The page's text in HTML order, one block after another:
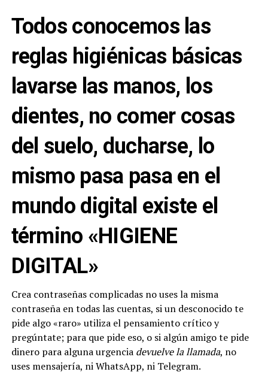
Todos conocemos las
reglas higiénicas básicas
lavarse las manos, los
dientes, no comer cosas
del suelo, ducharse, lo
mismo pasa pasa en el
mundo digital existe el
término «HIGIENE
DIGITAL»
Crea contraseñas complicadas no uses la misma
contraseña en todas las cuentas, si un desconocido te
pide algo «raro» utiliza el pensamiento crítico y
pregúntate; para que pide eso, o si algún amigo te pide
dinero para alguna urgencia devuelve la llamada, no
uses mensajería, ni WhatsApp, ni Telegram.